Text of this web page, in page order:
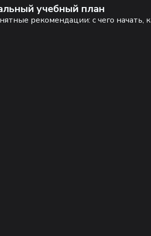
учебный план
рекомендации: с чего начать,